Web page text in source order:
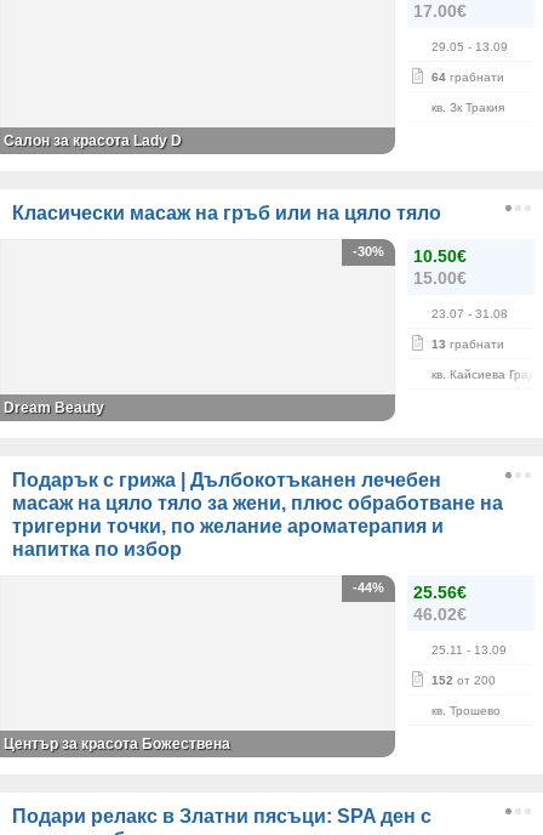
17.00€
29.05 - 13.09
64 грабнати
кв. Зк Тракия
Салон за красота Lady D
Класически масаж на гръб или на цяло тяло
10.50€
15.00€
23.07 - 31.08
13 грабнати
кв. Кайсиева
-30%
Dream Beauty
Подарък с грижа | Дълбокотъканен лечебен
масаж на цяло тяло за жени, плюс обработване на
тригерни точки, по желание ароматерапия и
напитка по избор
25.56€
46.02€
25.11 - 13.09
152 от 200
кв. Трошево
-44%
Център за красота Божествена
Подари релакс в Златни пясъци: SPA ден с